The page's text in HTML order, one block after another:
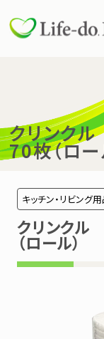
クリンク
70枚（ロー
キッチン・リビング
クリンクル
（ロール）